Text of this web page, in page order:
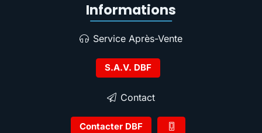
Informations
Service Après-Vente
S.A.V. DBF
Contact
Contacter DBF